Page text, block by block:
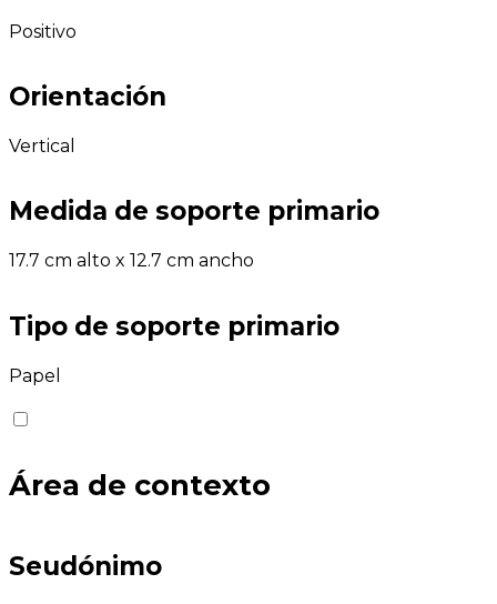
Positivo
Orientación
Vertical
Medida de soporte primario
17.7 cm alto x 12.7 cm ancho
Tipo de soporte primario
Papel
Área de contexto
Seudónimo